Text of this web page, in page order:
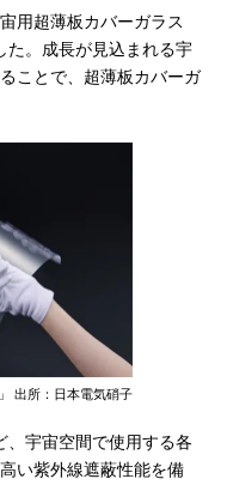
用超薄板カバーガラス
た。成長が見込まれる宇
ことで、超薄板カバーガ
出所：日本電気硝子
宇宙空間で使用する各
い紫外線遮蔽性能を備